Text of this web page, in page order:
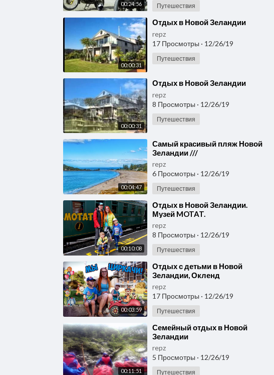
00:24:56 Путешествия
00:00:31
⁣Отдых в Новой Зеландии
repz
17 Просмотры · 12/26/19
Путешествия
00:00:31
⁣Отдых в Новой Зеландии
repz
8 Просмотры · 12/26/19
Путешествия
00:04:47
⁣Самый красивый пляж Новой
Зеландии ///
Достопримечательности
Новой Зеландии
repz
6 Просмотры · 12/26/19
Путешествия
00:10:08
⁣Отдых в Новой Зеландии.
Музей MOTAT.
repz
8 Просмотры · 12/26/19
Путешествия
00:03:59
⁣Отдых с детьми в Новой
Зеландии, Окленд
repz
17 Просмотры · 12/26/19
Путешествия
00:11:51
⁣Семейный отдых в Новой
Зеландии
repz
5 Просмотры · 12/26/19
Путешествия